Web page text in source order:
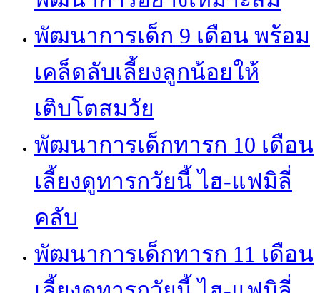
พัฒนาการเด็ก 9 เดือน พร้อม
เคล็ดลับเลี้ยงลูกน้อยให้
เติบโตสมวัย
พัฒนาการเด็กทารก 10 เดือน
เลี้ยงดูทารกวัยนี้ ไฮ-แฟมิลี่
คลับ
พัฒนาการเด็กทารก 11 เดือน